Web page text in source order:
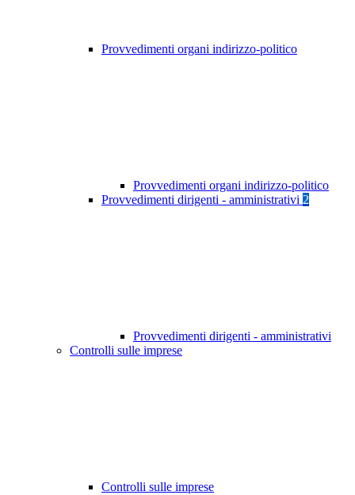
Provvedimenti organi indirizzo-politico
Provvedimenti organi indirizzo-politico
Provvedimenti dirigenti - amministrativi 2
Provvedimenti dirigenti - amministrativi
Controlli sulle imprese
Controlli sulle imprese